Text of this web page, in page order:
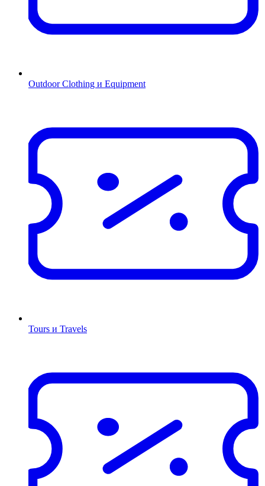
Outdoor Clothing и Equipment
Tours и Travels